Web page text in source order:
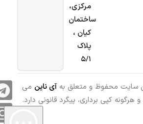
مرکزی،
ساختمان
کیان ،
پلاک
۵/۱
سایت محفوظ و متعلق به آی ناین می
هرگونه کپی برداری، پیگرد قانونی دارد.